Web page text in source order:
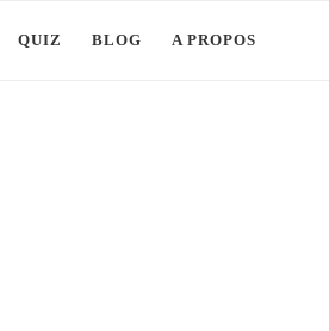
QUIZ BLOG A PROPOS